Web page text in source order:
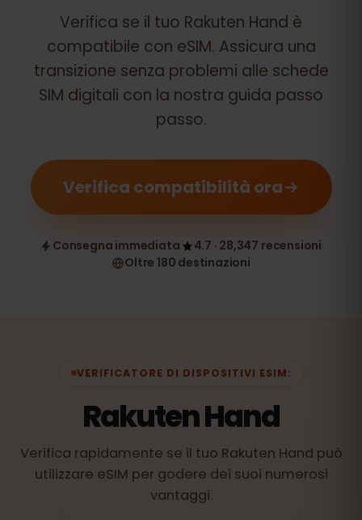
Verifica se il tuo Rakuten Hand è
compatibile con eSIM. Assicura una
transizione senza problemi alle schede
SIM digitali con la nostra guida passo
passo.
Verifica compatibilità ora
Consegna immediata
4.7 · 28,347 recensioni
Oltre 180 destinazioni
VERIFICATORE DI DISPOSITIVI ESIM:
Rakuten Hand
Verifica rapidamente se il tuo Rakuten Hand può
utilizzare eSIM per godere dei suoi numerosi
vantaggi.